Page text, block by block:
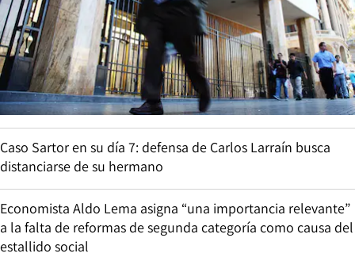
Caso Sartor en su día 7: defensa de Carlos Larraín busca
distanciarse de su hermano
Economista Aldo Lema asigna “una importancia relevante”
a la falta de reformas de segunda categoría como causa del
estallido social